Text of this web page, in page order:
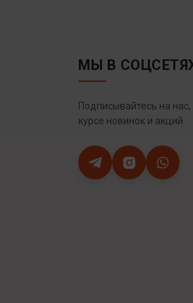
МЫ В
Подписывайтесь на
курсе новинок и акций